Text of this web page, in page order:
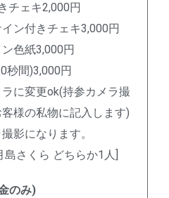
チェキ2,000円
ン付きチェキ3,000円
色紙3,000円
間)3,000円
に変更ok(持参カメラ撮
様の私物に記入します)
影になります。
くら どちらか1人]
のみ)